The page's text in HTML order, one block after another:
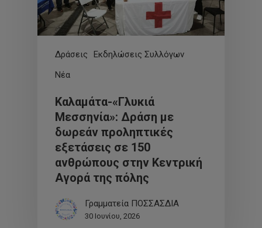
Δράσεις
Εκδηλώσεις Συλλόγων
Νέα
Καλαμάτα-«Γλυκιά
Μεσσηνία»: Δράση με
δωρεάν προληπτικές
εξετάσεις σε 150
ανθρώπους στην Κεντρική
Αγορά της πόλης
Γραμματεία ΠΟΣΣΑΣΔΙΑ
30 Ιουνίου, 2026